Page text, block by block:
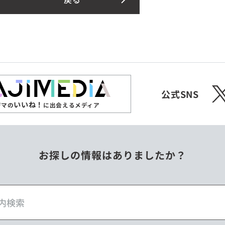
のいいね！ に出会えるメディア
公式SNS X
お探しの情報はありましたか？